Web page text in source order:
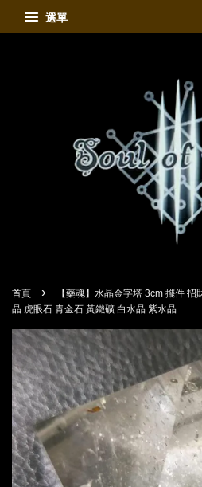
選單
首頁 ›
【藥魂】水晶金字塔 3cm 擺件
晶 虎眼石 青金石 黃鐵礦 白水晶 紫水晶